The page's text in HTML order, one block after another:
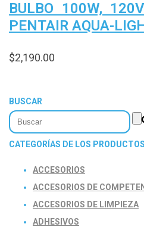
BULBO 100W,
PENTAIR AQUA-
$2,190.00
BUSCAR
CATEGORÍAS DE LOS PRODUCTOS
ACCESORIOS
ACCESORIOS DE
ACCESORIOS DE LIMPIEZA
ADHESIVOS